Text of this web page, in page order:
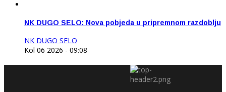
NK DUGO SELO: Nova pobjeda u pripremnom razdoblju
NK DUGO SELO
Kol 06 2026 - 09:08